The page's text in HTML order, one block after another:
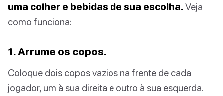
uma colher e bebidas de sua escolha. Veja
como funciona:
1. Arrume os copos.
Coloque dois copos vazios na frente de cada
jogador, um à sua direita e outro à sua esquerda.